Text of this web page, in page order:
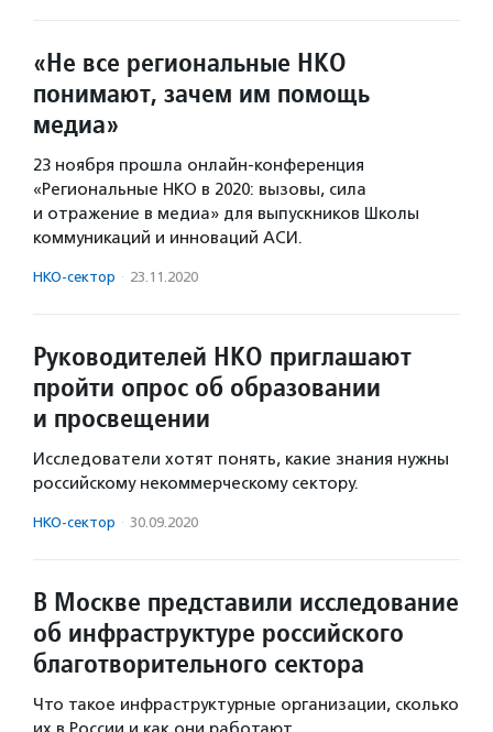
«Не все региональные НКО
понимают, зачем им помощь
медиа»
23 ноября прошла онлайн-конференция
«Региональные НКО в 2020: вызовы, сила
и отражение в медиа» для выпускников Школы
коммуникаций и инноваций АСИ.
НКО-сектор · 23.11.2020
Руководителей НКО приглашают
пройти опрос об образовании
и просвещении
Исследователи хотят понять, какие знания нужны
российскому некоммерческому сектору.
НКО-сектор · 30.09.2020
В Москве представили исследование
об инфраструктуре российского
благотворительного сектора
Что такое инфраструктурные организации, сколько